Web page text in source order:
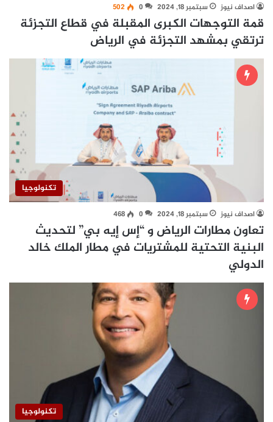
اصداف نيوز سبتمبر 18, 2024 0
502
قمة التوجهات الكبرى المقبلة في قطاع التجزئة
ترتقي بمشهد التجزئة في الرياض
تكنولوجيا
اصداف نيوز سبتمبر 18, 2024 0
468
تعاون مطارات الرياض و “إس إيه بي” لتحديث
البنية التحتية للمشتريات في مطار الملك خالد
الدولي
تكنولوجيا